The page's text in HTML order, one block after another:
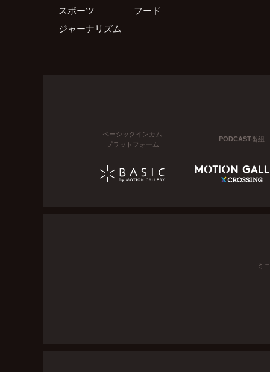
スポーツ
フード
ジャーナリズム
ベーシックインカム
プラットフォーム
PODCAST番組
ミ